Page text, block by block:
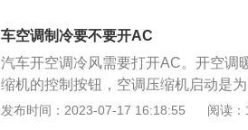
水箱的温度还很低，打开空调不仅不
负担，耽误了发动机温度的正常提升
升至正常温度，一般水温升到70摄氏
置和通风换气装置。这种联合装置充
定要开启ac按键，否则空调系统只是
在使用冷风时，需要打开空调开关。
到冷风区域，经过一段时间之后，等
低挡即可。在冬季使用暖风时，由于
常容易起雾，起雾的原因往往是车辆
车空调制冷要不要开AC
汽车开空调冷风需要打开AC。开空调
缩机的控制按钮，空调压缩机启动是
环，是来自于发动机工作时产生的热
发布时间：2023-07-17 16:18:55 阅读